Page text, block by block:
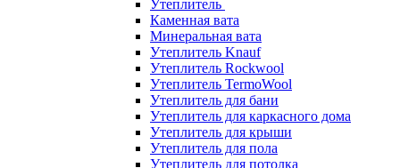
Утеплитель
Каменная вата
Минеральная вата
Утеплитель Knauf
Утеплитель Rockwool
Утеплитель TermoWool
Утеплитель для бани
Утеплитель для каркасного дома
Утеплитель для крыши
Утеплитель для пола
Утеплитель для потолка